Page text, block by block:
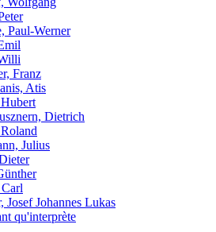
Paul-Werner
Franz
Atis
Dietrich
Julius
Josef Johannes Lukas
qu'interprète